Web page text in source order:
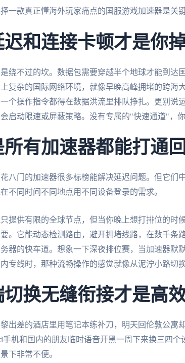
一款真正懂海外玩家痛点的国服游戏加速器是关键
迟和连接卡顿才是你
绕不过的坎。数据包需要穿越半个地球才能到达
复杂的国际网络环境，就像早晚高峰拥堵的跨海
个操作指令都得在数据洪流里排队挣扎。更别说
启动限速或屏蔽策略。没有专属的"快速通道"，
所有加速器都能打通
八门的加速器很多标榜能解决延迟问题。但它们
不同时间不同地点用不同设备登录的需求。
提供有限的全球节点，但当你晚上想打排位的时
。它能动态检测路由，避开拥堵线路，在数千条
器的快车道。想象一下深夜排位赛，当加速器默
专线时，那种流畅操作的感觉就像从泥泞小路切
切换无缝衔接才是高
出差的酒店里用笔记本练补刀，明天回伦敦公寓
手机和国内的朋友临时语音开黑一周下来换三四
下非常不便。